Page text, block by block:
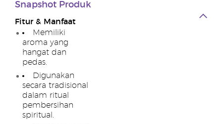
Snapshot Produk
Fitur & Manfaat
Memiliki
aroma yang
hangat dan
pedas.
Digunakan
secara tradisional
dalam ritual
pembersihan
spiritual.